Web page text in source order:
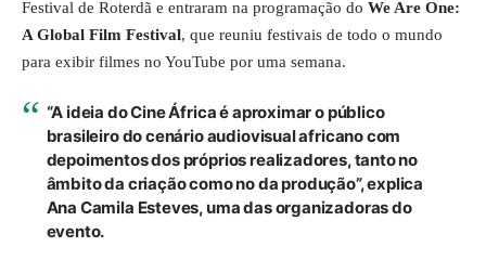
Festival de Roterdã e entraram na programação do We Are One:
A Global Film Festival, que reuniu festivais de todo o mundo
para exibir filmes no YouTube por uma semana.
“A ideia do Cine África é aproximar o público
brasileiro do cenário audiovisual africano com
depoimentos dos próprios realizadores, tanto no
âmbito da criação como no da produção”, explica
Ana Camila Esteves, uma das organizadoras do
evento.